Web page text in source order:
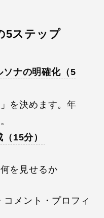
5ステップ
ナの明確化（5
を決めます。年
15分）
を見せるか
メント・プロフィ